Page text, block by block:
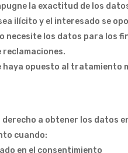
la exactitud de los
ilícito y el interesado se
necesite los datos para los
reclamaciones.
haya opuesto al tratamiento
derecho a obtener los datos
cuando:
en el consentimiento